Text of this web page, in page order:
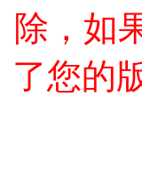
除，如
了您的